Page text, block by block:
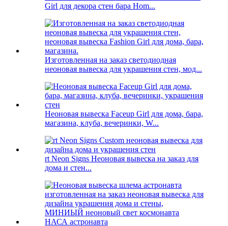
Girl для декора стен бара Hom...
Изготовленная на заказ светодиодная
неоновая вывеска для украшения стен, мод...
Неоновая вывеска Faceup Girl для дома, бара,
магазина, клуба, вечеринки, W...
rt Neon Signs Неоновая вывеска на заказ для
дома и стен...